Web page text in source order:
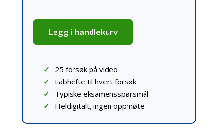
Legg i handlekurv
25 forsøk på video
Labhefte til hvert forsøk
Typiske eksamensspørsmål
Heldigitalt, ingen oppmøte